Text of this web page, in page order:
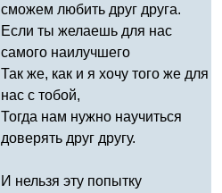
сможем любить друг друга.
Если ты желаешь для нас
самого наилучшего
Так же, как и я хочу того же для
нас с тобой,
Тогда нам нужно научиться
доверять друг другу.
И нельзя эту попытку